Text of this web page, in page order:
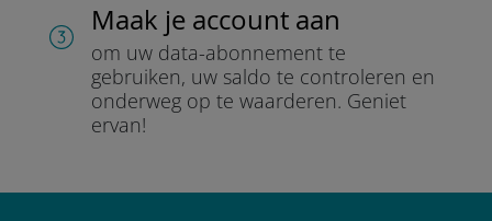
Maak je account aan
om uw data-abonnement te
gebruiken, uw saldo te controleren en
onderweg op te waarderen. Geniet
ervan!